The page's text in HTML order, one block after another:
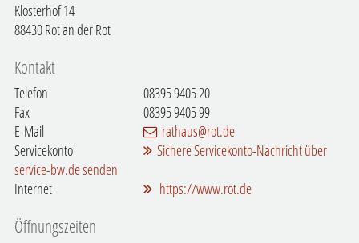
Klosterhof 14
88430Rot an der Rot
Kontakt
Telefon
08395 9405 20
Fax
08395 9405 99
E-Mail
rathaus@rot.de
Servicekonto
Sichere Servicekonto-Nachricht über
service-bw.de senden
Internet
https://www.rot.de
Öffnungszeiten